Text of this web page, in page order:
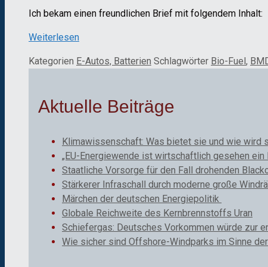
Ich bekam einen freundlichen Brief mit folgendem Inhalt:
Weiterlesen
Kategorien E-Autos, Batterien Schlagwörter Bio-Fuel ,
Aktuelle Beiträge
Klimawissenschaft: Was bietet sie und wie wird
„EU-Energiewende ist wirtschaftlich gesehen ein
Staatliche Vorsorge für den Fall drohenden
Stärkerer Infraschall durch moderne große
Märchen der deutschen Energiepolitik
Globale Reichweite des Kernbrennstoffs Uran
Schiefergas: Deutsches Vorkommen würde zur
Wie sicher sind Offshore-Windparks im Sinne